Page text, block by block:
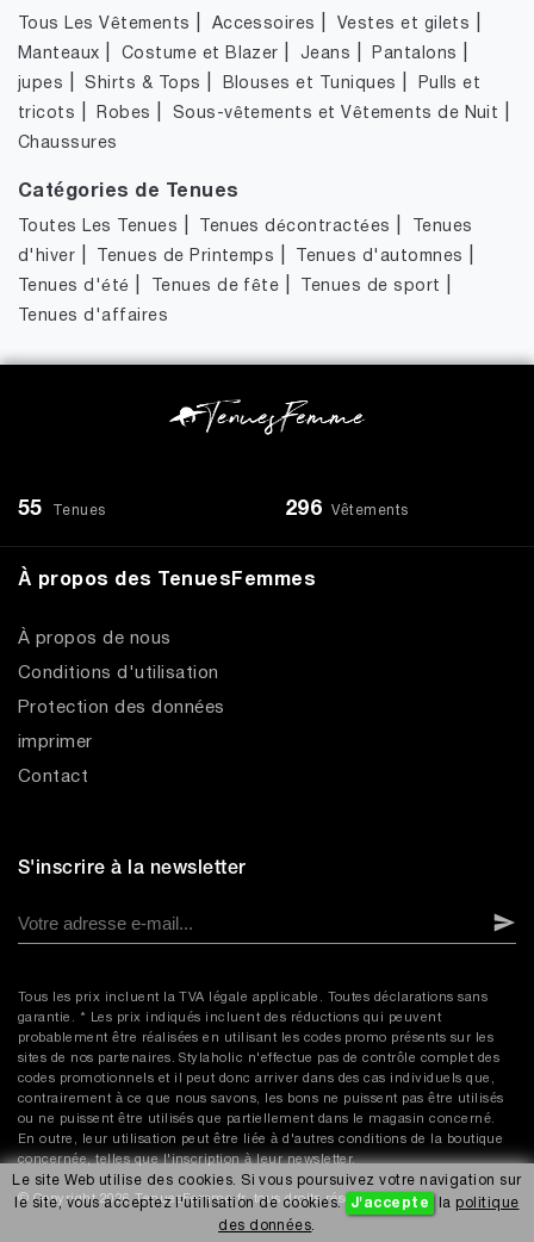
Tous Les Vêtements Accessoires Vestes et gilets
Manteaux Costume et Blazer Jeans Pantalons
jupes |Shirts & Tops Blouses et Tuniques
Pulls et
tricots
Robes Sous-vêtements et Vêtements de Nuit
Chaussures
Catégories de Tenues
Toutes Les Tenues Tenues décontractées
Tenues
d'hiver
Tenues de Printemps Tenues d'automnes
Tenues d'été Tenues de fête Tenues de sport
Tenues d'affaires
55 Tenues 296 Vêtements
À propos des TenuesFemmes
À propos de nous
Conditions d'utilisation
Protection des données
imprimer
Contact
S'inscrire à la newsletter
Tous les prix incluent la TVA légale applicable. Toutes déclarations sans
garantie. * Les prix indiqués incluent des réductions qui peuvent
probablement être réalisées en utilisant les codes promo présents sur les
sites de nos partenaires. Stylaholic n'effectue pas de contrôle complet des
codes promotionnels et il peut donc arriver dans des cas individuels que,
contrairement à ce que nous savons, les bons ne puissent pas être utilisés
ou ne puissent être utilisés que partiellement dans le magasin concerné.
En outre, leur utilisation peut être liée à d'autres conditions de la boutique
concernée, telles que l'inscription à leur newsletter.
© Copyright 2026 TenuesFemme.fr, tous droits réservés.
Le site Web utilise des cookies. Si vous poursuivez votre navigation sur
le site, vous acceptez l'utilisation de cookies. J'accepte la politique
des données